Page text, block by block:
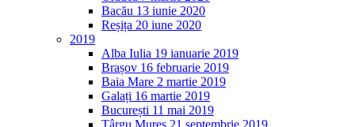
Bacău 13 iunie 2020
Reșița 20 iune 2020
2019
Alba Iulia 19 ianuarie 2019
Brașov 16 februarie 2019
Baia Mare 2 martie 2019
Galați 16 martie 2019
București 11 mai 2019
Târgu Mureș 21 septembrie 2019